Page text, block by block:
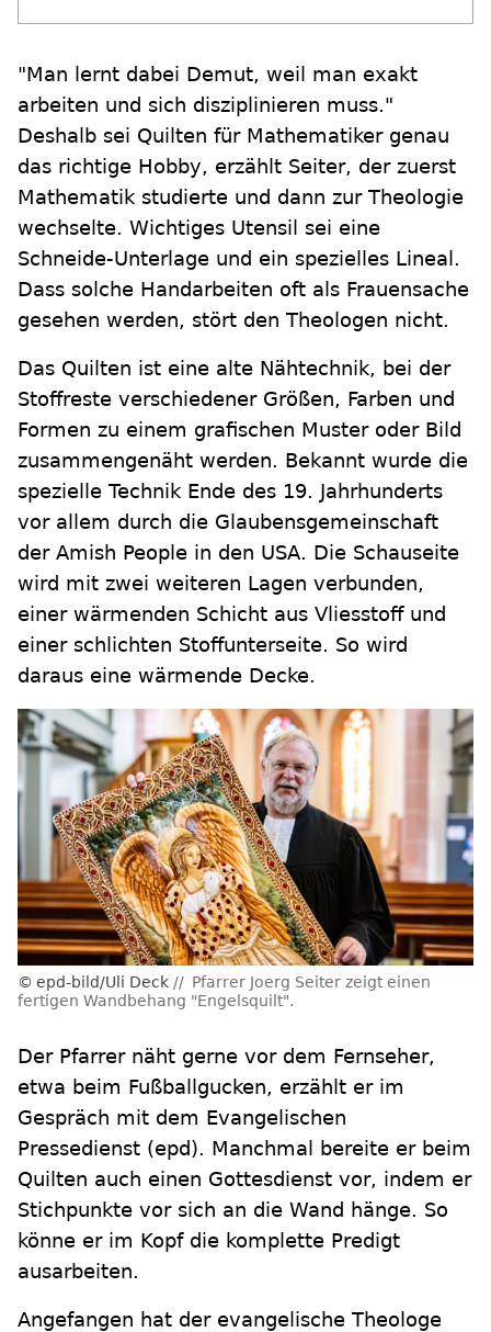
"Man lernt dabei Demut, weil man exakt
arbeiten und sich disziplinieren muss."
Deshalb sei Quilten für Mathematiker genau
das richtige Hobby, erzählt Seiter, der zuerst
Mathematik studierte und dann zur Theologie
wechselte. Wichtiges Utensil sei eine
Schneide-Unterlage und ein spezielles Lineal.
Dass solche Handarbeiten oft als Frauensache
gesehen werden, stört den Theologen nicht.
Das Quilten ist eine alte Nähtechnik, bei der
Stoffreste verschiedener Größen, Farben und
Formen zu einem grafischen Muster oder Bild
zusammengenäht werden. Bekannt wurde die
spezielle Technik Ende des 19. Jahrhunderts
vor allem durch die Glaubensgemeinschaft
der Amish People in den USA. Die Schauseite
wird mit zwei weiteren Lagen verbunden,
einer wärmenden Schicht aus Vliesstoff und
einer schlichten Stoffunterseite. So wird
daraus eine wärmende Decke.
epd-bild/Uli Deck
Pfarrer Joerg Seiter zeigt einen
fertigen Wandbehang "Engelsquilt".
Der Pfarrer näht gerne vor dem Fernseher,
etwa beim Fußballgucken, erzählt er im
Gespräch mit dem Evangelischen
Pressedienst (epd). Manchmal bereite er beim
Quilten auch einen Gottesdienst vor, indem er
Stichpunkte vor sich an die Wand hänge. So
könne er im Kopf die komplette Predigt
ausarbeiten.
Angefangen hat der evangelische Theologe